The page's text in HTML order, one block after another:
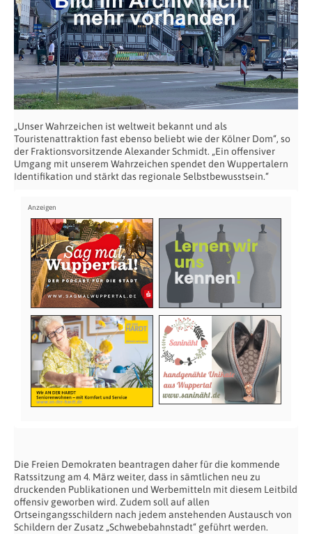
„Unser Wahrzeichen ist weltweit bekannt und als
Touristenattraktion fast ebenso beliebt wie der Kölner Dom“, so
der Fraktionsvorsitzende Alexander Schmidt. „Ein offensiver
Umgang mit unserem Wahrzeichen spendet den Wuppertalern
Identifikation und stärkt das regionale Selbstbewusstsein.“
Die Freien Demokraten beantragen daher für die kommende
Ratssitzung am 4. März weiter, dass in sämtlichen neu zu
druckenden Publikationen und Werbemitteln mit diesem Leitbild
offensiv geworben wird. Zudem soll auf allen
Ortseingangsschildern nach jedem anstehenden Austausch von
Schildern der Zusatz „Schwebebahnstadt“ geführt werden.